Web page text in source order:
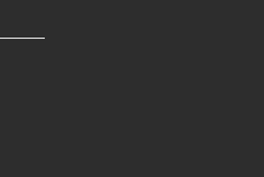
，將 大師「作如是思而